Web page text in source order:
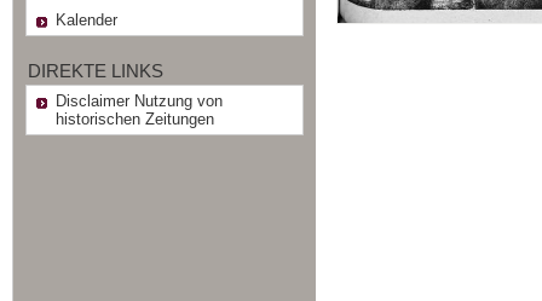
Kalender
DIREKTE LINKS
Disclaimer Nutzung von
historischen Zeitungen